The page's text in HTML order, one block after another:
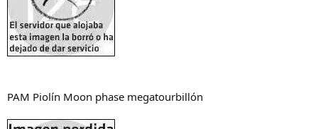
PAM Piolín Moon phase megatourbillón